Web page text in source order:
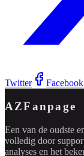
Twitter Facebook
AZFanpage
Een van de oudste
volledig door
analyses en het